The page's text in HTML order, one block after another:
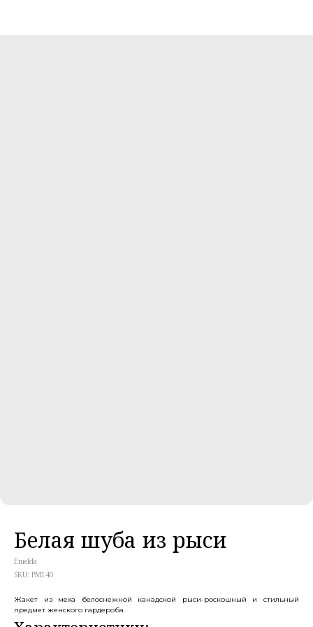
Белая шуба из рыси
Emelda
SKU: PM140
Жакет из меха белоснежной канадской рыси-роскошный и стильный
предмет женского гардероба.